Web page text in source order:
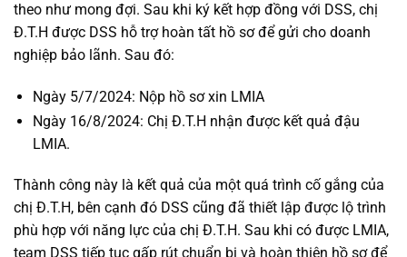
theo như mong đợi. Sau khi ký kết hợp đồng với DSS, chị
Đ.T.H được DSS hỗ trợ hoàn tất hồ sơ để gửi cho doanh
nghiệp bảo lãnh. Sau đó:
Ngày 5/7/2024: Nộp hồ sơ xin LMIA
Ngày 16/8/2024: Chị Đ.T.H nhận được kết quả đậu
LMIA.
Thành công này là kết quả của một quá trình cố gắng của
chị Đ.T.H, bên cạnh đó DSS cũng đã thiết lập được lộ trình
phù hợp với năng lực của chị Đ.T.H. Sau khi có được LMIA,
team DSS tiếp tục gấp rút chuẩn bị và hoàn thiện hồ sơ để